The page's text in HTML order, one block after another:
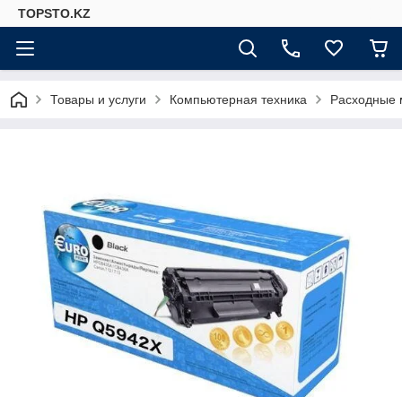
TOPSTO.KZ
Товары и услуги Компьютерная техника Расходные